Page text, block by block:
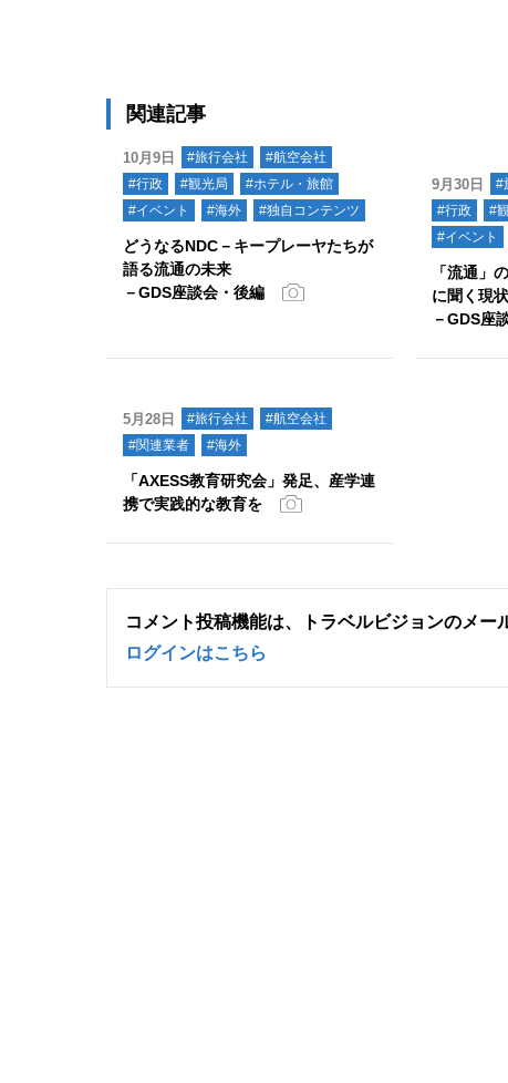
関連記事
10月9日 #旅行会社
#航空会社
#行政
#観光局
#ホテル・旅館
#イベント
#海外 #独自コンテンツ
どうなるNDC－キープレーヤたちが
語る流通の未来
－GDS座談会・後編
9月30日 #
#行政
#
#イベント
「流通」
に聞く現
－GDS座
5月28日 #旅行会社
#航空会社
#関連業者
#海外
「AXESS教育研究会」発足、産学連
携で実践的な教育を
コメント投稿機能は、トラベルビジョンのメー
ログインはこちら